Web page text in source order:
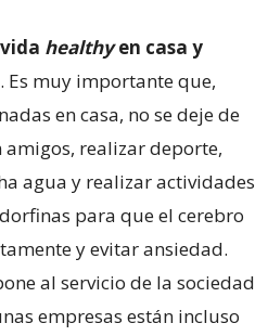
healthyen casa y
. Es muy importante que,
en casa, no se deje de
realizar deporte,
agua y realizar actividades
para que el cerebro
y evitar ansiedad.
al servicio de la sociedad
empresas están incluso